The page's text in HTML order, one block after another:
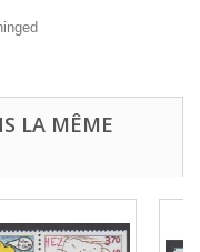
LA MÊME